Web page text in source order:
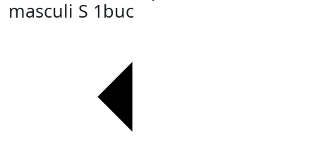
masculi S 1buc